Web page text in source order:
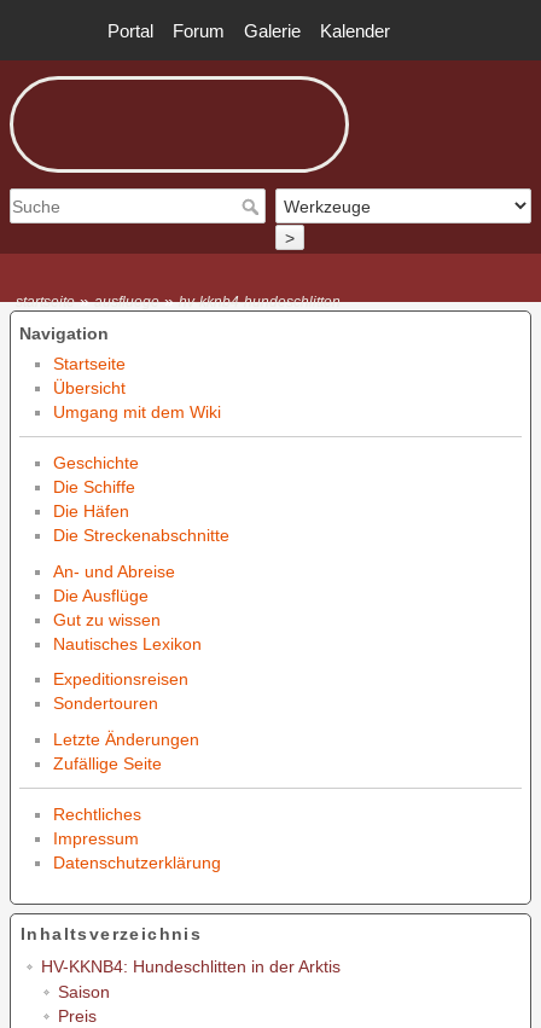
>
startseite»ausfluege»hv-kknb4-hundeschlitten
Navigation
Startseite
Übersicht
Umgang mit dem Wiki
Geschichte
Die Schiffe
Die Häfen
Die Streckenabschnitte
An- und Abreise
Die Ausflüge
Gut zu wissen
Nautisches Lexikon
Expeditionsreisen
Sondertouren
Letzte Änderungen
Zufällige Seite
Rechtliches
Impressum
Datenschutzerklärung
Inhaltsverzeichnis
HV-KKNB4: Hundeschlitten in der Arktis
Saison
Preis
Portal Forum Galerie Kalender